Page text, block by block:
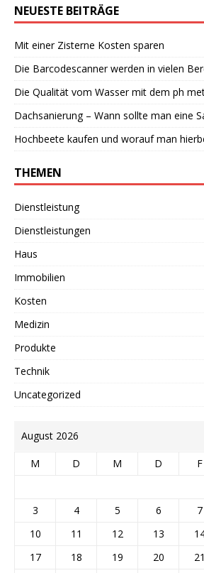
NEUESTE BEITRÄGE
Mit einer Zisterne Kosten sparen
Die Barcodescanner werden in vielen
Die Qualität vom Wasser mit dem ph
Dachsanierung – Wann sollte man eine
Hochbeete kaufen und worauf man
THEMEN
Dienstleistung
Dienstleistungen
Haus
Immobilien
Kosten
Medizin
Produkte
Technik
Uncategorized
August 2026
M D M D F
3
4 5 6 7
10
11 12 13
17
18 19 20 21